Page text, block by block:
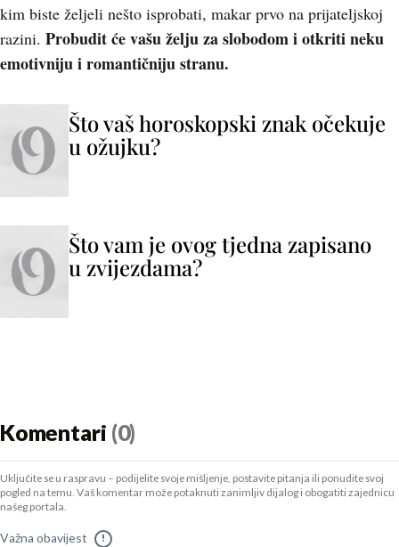
kim biste željeli nešto isprobati, makar prvo na prijateljskoj
razini. Probudit će vašu želju za slobodom i otkriti neku
emotivniju i romantičniju stranu.
Što vaš horoskopski znak očekuje
u ožujku?
Što vam je ovog tjedna zapisano
u zvijezdama?
Komentari (0)
Uključite se u raspravu – podijelite svoje mišljenje, postavite pitanja ili ponudite svoj
pogled na temu. Vaš komentar može potaknuti zanimljiv dijalog i obogatiti zajednicu
našeg portala.
Važna obavijest !